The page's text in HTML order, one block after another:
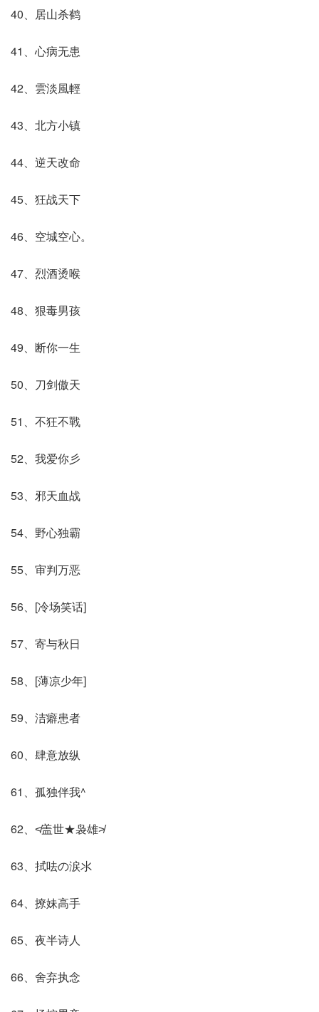
40、居山杀鹤
41、心病无患
42、雲淡風輕
43、北方小镇
44、逆天改命
45、狂战天下
46、空城空心。
47、烈酒烫喉
48、狠毒男孩
49、断你一生
50、刀剑傲天
51、不狂不戰
52、我爱你彡
53、邪天血战
54、野心独霸
55、审判万恶
56、[冷场笑话]
57、寄与秋日
58、[薄凉少年]
59、洁癖患者
60、肆意放纵
61、孤独伴我^
62、≮盖世★袅雄≯
63、拭呿の涙氺
64、撩妹高手
65、夜半诗人
66、舍弃执念